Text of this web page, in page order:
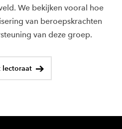
We bekijken vooral hoe
van beroepskrachten
van deze groep.
lectoraat